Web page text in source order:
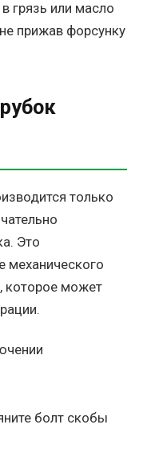
грязь или масло
прижав форсунку
только
Это
механического
которое может
болт скобы